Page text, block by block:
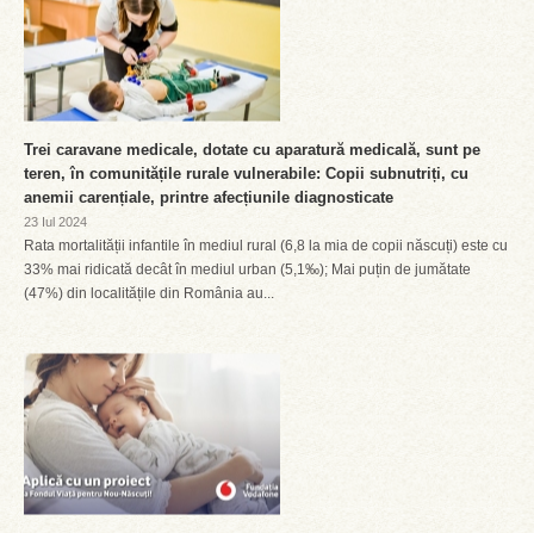
Trei caravane medicale, dotate cu aparatură medicală, sunt pe
teren, în comunitățile rurale vulnerabile: Copii subnutriți, cu
anemii carențiale, printre afecțiunile diagnosticate
23 Iul 2024
Rata mortalității infantile în mediul rural (6,8 la mia de copii născuți) este cu
33% mai ridicată decât în mediul urban (5,1‰); Mai puțin de jumătate
(47%) din localitățile din România au...